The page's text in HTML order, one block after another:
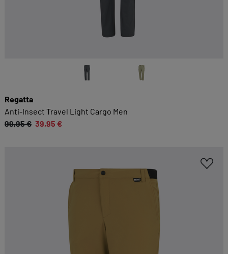
Essenzielle Cookies ermöglichen grundlegende
Funktionen und sind für die einwandfreie
Funktion dieses Onlineshops erforderlich.
KOMFORTFUNKTIONEN
Wir möchten die Bedienung dieses Shops für
Sie möglichst komfortabel gestalten.
Inhalte von externen Dienstleistern wie Google,
Social-Media-Plattformen etc.
Datenschutzerklärung
Regatta
Anti-Insect Travel Light Cargo Men
99,95 € 39,95 €